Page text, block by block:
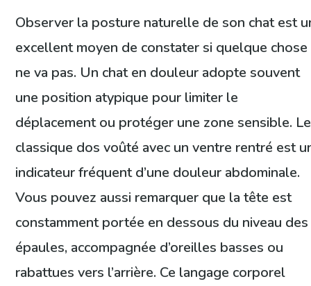
Observer la posture naturelle de son chat est
excellent moyen de constater si quelque chose
ne va pas. Un chat en douleur adopte souvent
une position atypique pour limiter le
déplacement ou protéger une zone sensible. Le
classique dos voûté avec un ventre rentré est
indicateur fréquent d’une douleur abdominale.
Vous pouvez aussi remarquer que la tête est
constamment portée en dessous du niveau des
épaules, accompagnée d’oreilles basses ou
rabattues vers l’arrière. Ce langage corporel